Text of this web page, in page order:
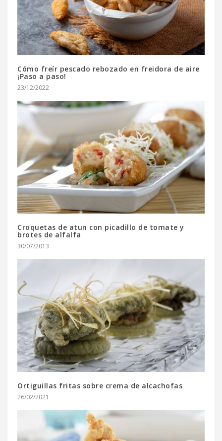
Cómo freír pescado rebozado en freidora de aire
¡Paso a paso!
23/12/2022
Croquetas de atun con picadillo de tomate y
brotes de alfalfa
30/07/2013
Ortiguillas fritas sobre crema de alcachofas
26/02/2021